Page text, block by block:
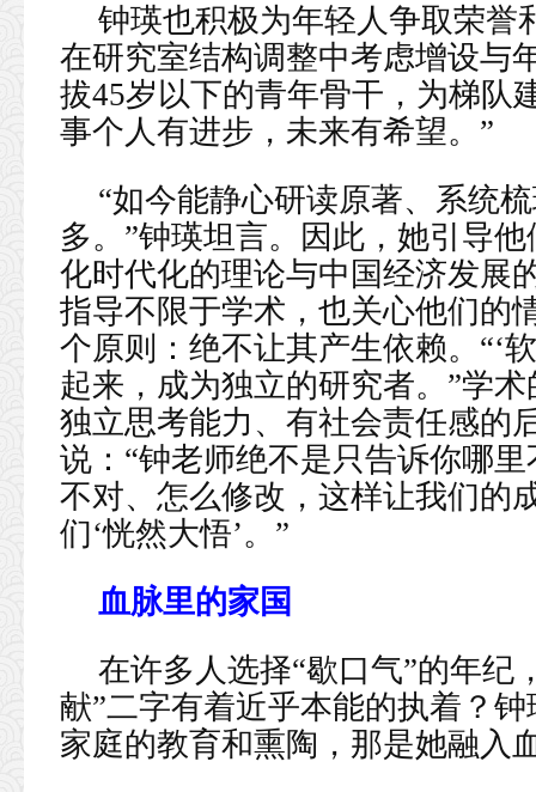
钟瑛也积极为年轻人争取荣誉
在研究室结构调整中考虑增设与
拔45岁以下的青年骨干，为梯队
事个人有进步，未来有希望。”
“如今能静心研读原著、系统
多。”钟瑛坦言。因此，她引导
化时代化的理论与中国经济发展
指导不限于学术，也关心他们的
个原则：绝不让其产生依赖。“‘
起来，成为独立的研究者。”学
独立思考能力、有社会责任感的
说：“钟老师绝不是只告诉你哪
不对、怎么修改，这样让我们的
们‘恍然大悟’。”
血脉里的家国
在许多人选择“歇口气”的年纪
献”二字有着近乎本能的执着？
家庭的教育和熏陶，那是她融入